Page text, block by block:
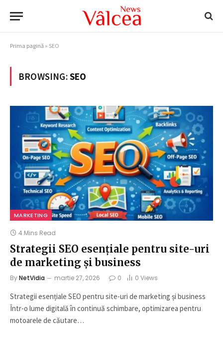
Prima pagină » SEO
BROWSING:SEO
MARKETING
4 Mins Read
Strategii SEO esențiale pentru site-uri
de marketing și business
ByNetVidia martie 27, 2026 0 0 Views
Strategii esențiale SEO pentru site-uri de marketing și business
Într-o lume digitală în continuă schimbare, optimizarea pentru
motoarele de căutare…